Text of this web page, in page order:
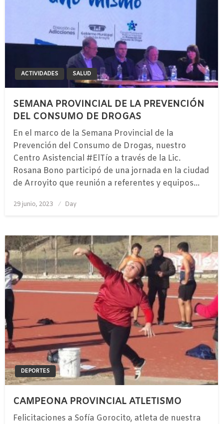
ACTIVIDADES SALUD
SEMANA PROVINCIAL DE LA PREVENCIÓN
DEL CONSUMO DE DROGAS
En el marco de la Semana Provincial de la
Prevención del Consumo de Drogas, nuestro
Centro Asistencial #ElTío a través de la Lic.
Rosana Bono participó de una jornada en la ciudad
de Arroyito que reunión a referentes y equipos…
Publicado
29 junio, 2023 Day
DEPORTES
CAMPEONA PROVINCIAL ATLETISMO
Felicitaciones a Sofía Gorocito, atleta de nuestra